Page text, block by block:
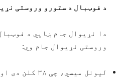
د فوټبال د ستورو وروستی
دا نړیوال جام ښايي د
وروستی نړیوال جام وي:
لیونل میسي،